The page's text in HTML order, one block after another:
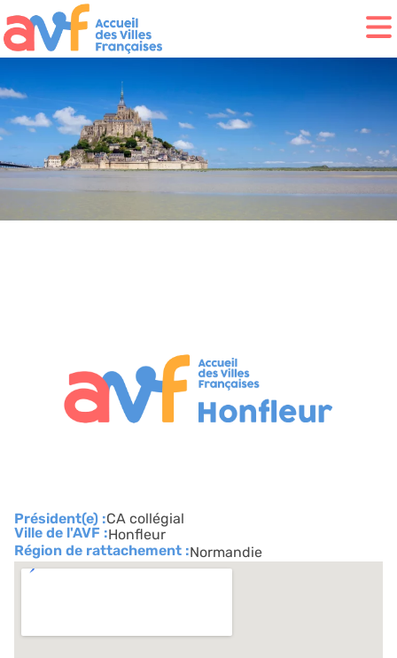
Président(e) :CA collégial
Ville de l'AVF :Honfleur
Région de rattachement :Normandie